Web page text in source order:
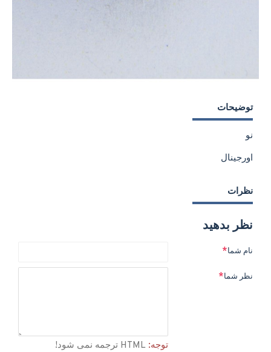
توضیحات
نو
اورجینال
نظرات
نظر بدهید
نام شما
نظر شما
توجه: